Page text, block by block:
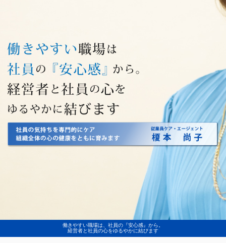
働きやすい職場は、社員の『安心感』から。
経営者と社員の心をゆるやかに結びます